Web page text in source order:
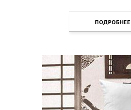
ПОДРОБНЕЕ